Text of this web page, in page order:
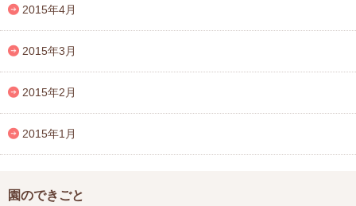
2015年4月
2015年3月
2015年2月
2015年1月
園のできごと